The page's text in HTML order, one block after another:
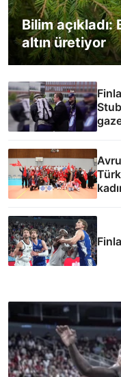
Bilim
altın üretiyor